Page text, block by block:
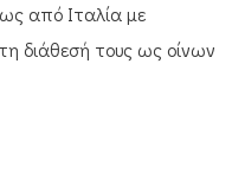
από Ιταλία με
διάθεσή τους ως οίνων